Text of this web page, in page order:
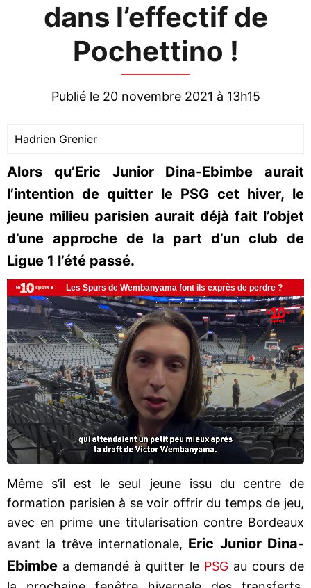
dans l’effectif de
Pochettino !
Publié le 20 novembre 2021 à 13h15
Hadrien Grenier
Alors qu’Eric Junior Dina-Ebimbe aurait
l’intention de quitter le PSG cet hiver, le
jeune milieu parisien aurait déjà fait l’objet
d’une approche de la part d’un club de
Ligue 1 l’été passé.
Même s’il est le seul jeune issu du centre de
formation parisien à se voir offrir du temps de jeu,
avec en prime une titularisation contre Bordeaux
avant la trêve internationale, Eric Junior Dina-
Ebimbe a demandé à quitter le PSG au cours de